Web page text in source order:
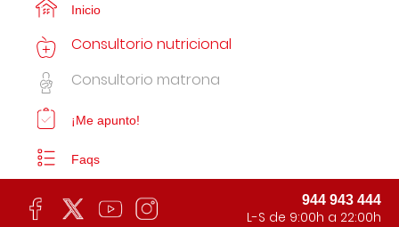
Inicio
Consultorio nutricional
Consultorio matrona
¡Me apunto!
Faqs
944 943 444
L-S de 9:00h a 22:00h